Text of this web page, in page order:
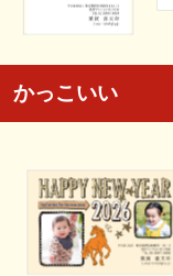
かっこいい